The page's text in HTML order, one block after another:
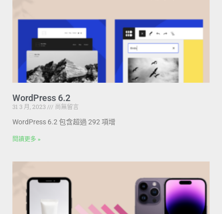
WordPress 6.2
31 3 月, 2023
尚無留言
WordPress 6.2 包含超過 292 項增
閱讀更多 »